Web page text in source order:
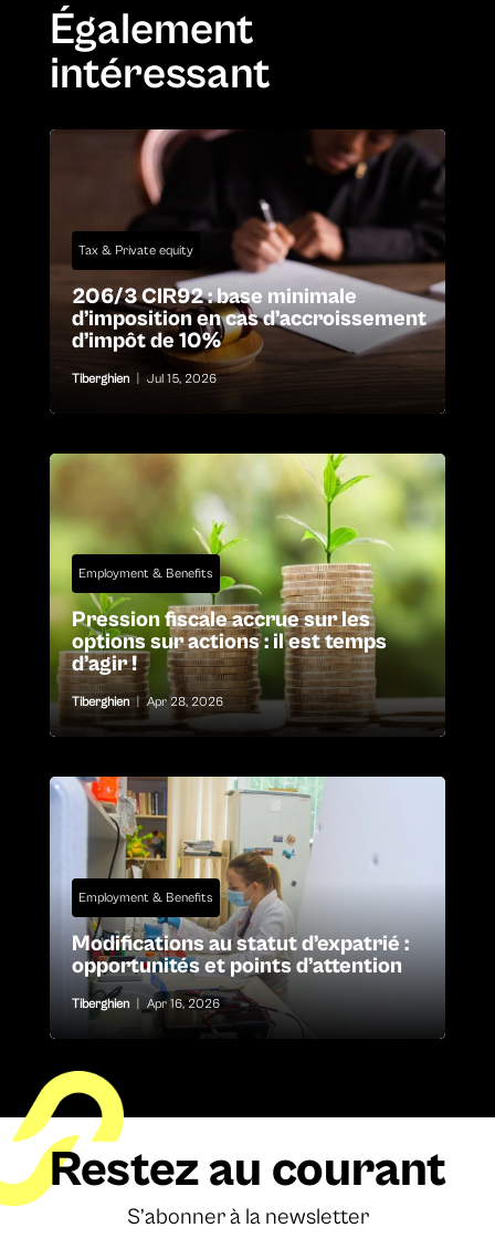
Également
intéressant
Tax & Private equity
206/3 CIR92 : base minimale
d’imposition en cas d’accroissement
d’impôt de 10%
Tiberghien Jul 15, 2026
Employment & Benefits
Pression fiscale accrue sur les
options sur actions : il est temps
d’agir !
Tiberghien Apr 28, 2026
Employment & Benefits
Modifications au statut d’expatrié :
opportunités et points d’attention
Tiberghien Apr 16, 2026
Restez au courant
S’abonner à la newsletter